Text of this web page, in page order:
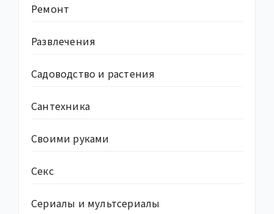
Ремонт
Развлечения
Садоводство и растения
Сантехника
Своими руками
Секс
Сериалы и мультсериалы